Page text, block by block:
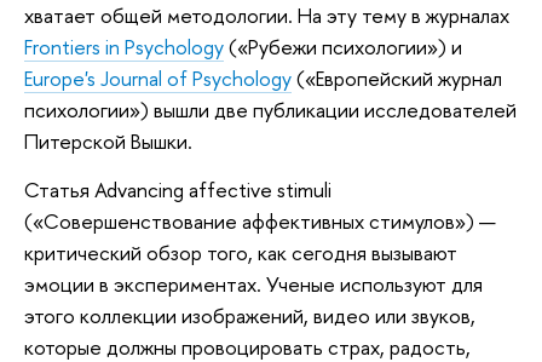
хватает общей методологии. На эту тему в журналах
Frontiers in Psychology(«Рубежи психологии») и
Europe's Journal of Psychology(«Европейский журнал
психологии») вышли две публикации исследователей
Питерской Вышки.
Статья Advancing affective stimuli
(«Совершенствование аффективных стимулов») —
критический обзор того, как сегодня вызывают
эмоции в экспериментах. Ученые используют для
этого коллекции изображений, видео или звуков,
которые должны провоцировать страх, радость,